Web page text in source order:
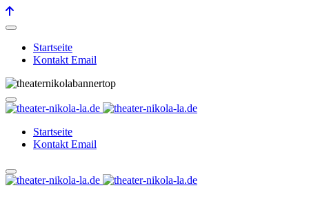
Startseite
Kontakt Email
Startseite
Kontakt Email